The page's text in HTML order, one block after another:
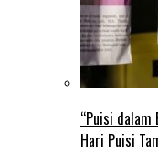
“Puisi dalam
Hari Puisi